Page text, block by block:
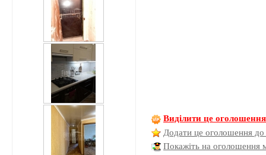
Виділити це оголошення
Додати це оголошення до
Покажіть на оголошення